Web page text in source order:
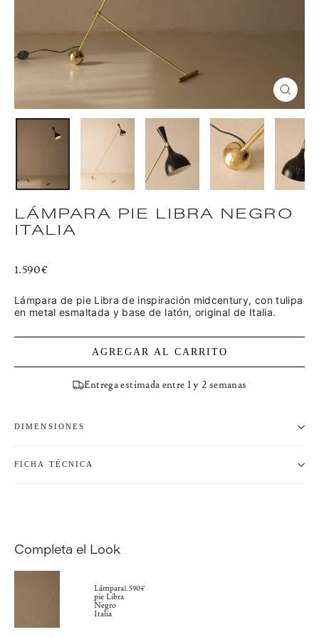
(ESC)
LÁMPARA PIE LIBRA NEGRO
ITALIA
Precio
1.590€
Lámpara de pie Libra de inspiración midcentury, con tulipa
en metal esmaltada y base de latón, original de Italia.
AGREGAR AL CARRITO
Entrega estimada entre 1 y 2 semanas
DIMENSIONES
FICHA TÉCNICA
Completa el Look
Lámpara
pie Libra
Negro
Italia
1.590€